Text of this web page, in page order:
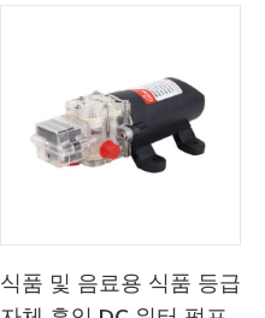
식품 및 음료용 식품 등급